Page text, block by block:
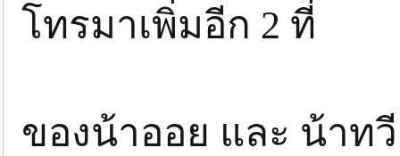
โทรมาเพิ่มอีก 2 ที่
ของน้าออย และ น้าทวี